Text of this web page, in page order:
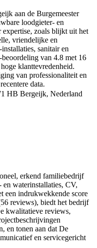
aan de Burgemeester
loodgieter- en
expertise, zoals blijkt uit het
vriendelijke en
sanitair en
van 4.8 met 16
klanttevredenheid.
van professionaliteit en
data.
HB Bergeijk, Nederland
erkend familiebedrijf
en waterinstallaties, CV,
een indrukwekkende score
reviews), biedt het bedrijf
kwalitatieve reviews,
en tonen aan dat De
en servicegericht